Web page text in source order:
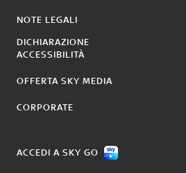
NOTE LEGALI
DICHIARAZIONE
ACCESSIBILITÀ
OFFERTA SKY MEDIA
CORPORATE
ACCEDI A SKY GO